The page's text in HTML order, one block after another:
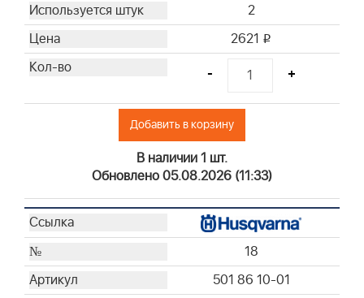
2
2621 i
- +
Добавить в корзину
В наличии 1 шт.
Обновлено 05.08.2026 (11:33)
18
501 86 10-01